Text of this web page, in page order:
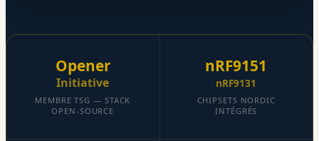
Opener
Initiative
MEMBRE TSG — STACK
OPEN-SOURCE
nRF9151
nRF9131
CHIPSETS NORDIC
INTÉGRÉS